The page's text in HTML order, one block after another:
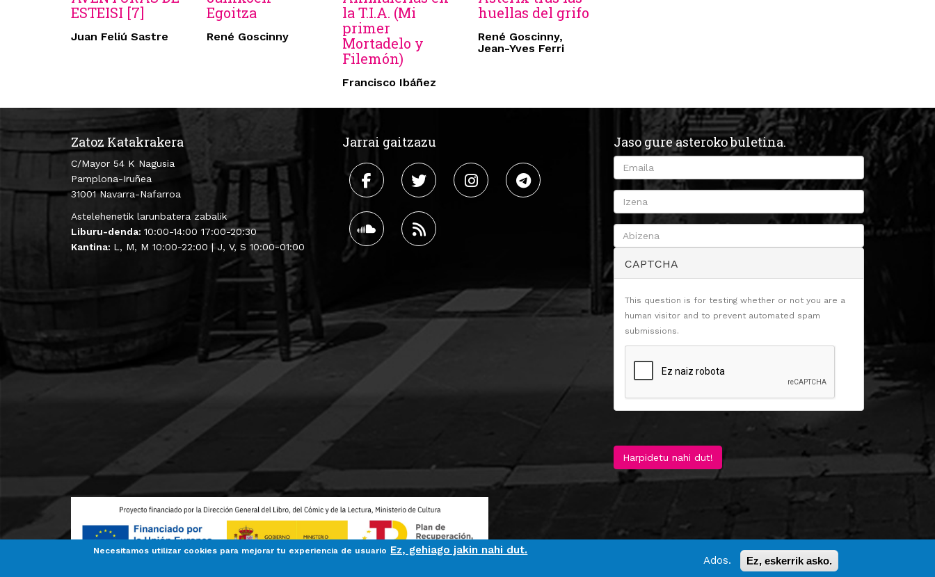
ESTEISI [7]
Juan Feliú Sastre
Egoitza
René Goscinny
la T.I.A. (Mi
primer
Mortadelo y
Filemón)
Francisco Ibáñez
huellas del grifo
René Goscinny,
Jean-Yves Ferri
Zatoz Katakrakera
C/Mayor 54 K Nagusia
Pamplona-Iruñea
31001 Navarra-Nafarroa
Astelehenetik larunbatera zabalik
Liburu-denda: 10:00-14:00 17:00-20:30
Kantina: L, M, M 10:00-22:00 | J, V, S 10:00-01:00
Jarrai gaitzazu Jaso gure asteroko buletina.
CAPTCHA
This question is for testing whether or not you are a
human visitor and to prevent automated spam
submissions.
Harpidetu nahi dut!
Necesitamos utilizar cookies para mejorar tu experiencia de usuario Ez, gehiago jakin nahi dut.
Ados.
Ez, eskerrik asko.